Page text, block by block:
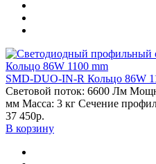
SMD-DUO-IN-R Кольцо 86W
Световой поток: 6600 Лм
мм Масса: 3 кг Сечение
37 450р.
В корзину